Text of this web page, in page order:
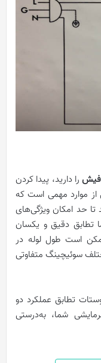
فیشرا دارید، پیدا کردن
از موارد مهمی است که
تا حد امکان ویژگی‌های
تطابق دقیق و یکسان
است طول لوله در
سوئیچینگ متفاوتی
تطابق عملکرد دو
شما، به‌درستی